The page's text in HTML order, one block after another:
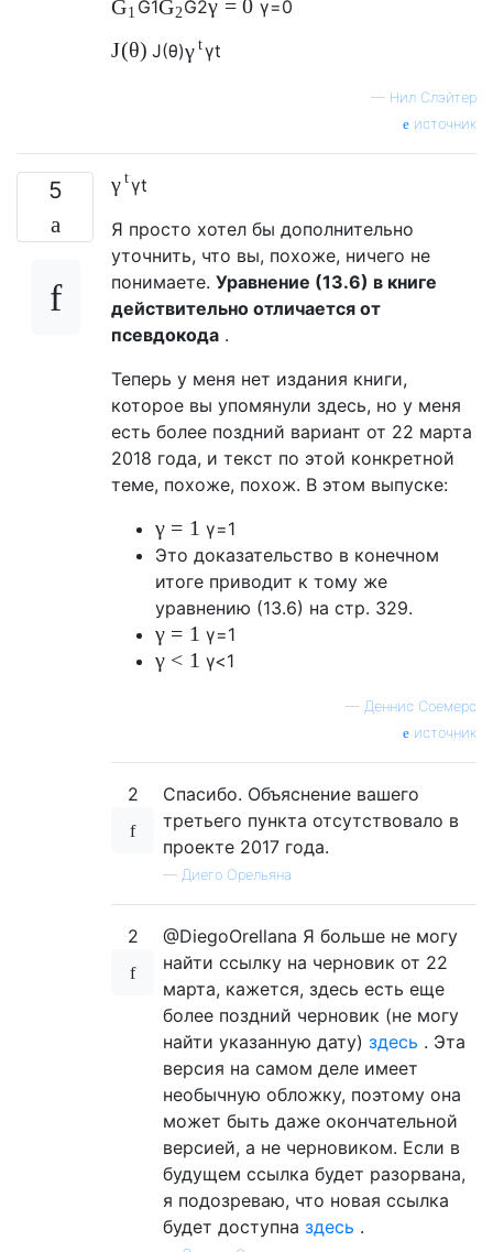
G1 G1G2 G2γ = 0 γ=0
J(θ) J(θ)γ tγt
— Нил Слэйтер
источник
5 γ tγt
Я просто хотел бы дополнительно
уточнить, что вы, похоже, ничего не
понимаете. Уравнение (13.6) в книге
действительно отличается от
псевдокода .
Теперь у меня нет издания книги,
которое вы упомянули здесь, но у меня
есть более поздний вариант от 22 марта
2018 года, и текст по этой конкретной
теме, похоже, похож. В этом выпуске:
γ = 1 γ=1
Это доказательство в конечном
итоге приводит к тому же
уравнению (13.6) на стр. 329.
γ = 1 γ=1
γ < 1 γ<1
— Деннис Соемерс
источник
2
Спасибо. Объяснение вашего
третьего пункта отсутствовало в
проекте 2017 года.
— Диего Орельяна
2
@DiegoOrellana Я больше не могу
найти ссылку на черновик от 22
марта, кажется, здесь есть еще
более поздний черновик (не могу
найти указанную дату) здесь . Эта
версия на самом деле имеет
необычную обложку, поэтому она
может быть даже окончательной
версией, а не черновиком. Если в
будущем ссылка будет разорвана,
я подозреваю, что новая ссылка
будет доступна здесь .